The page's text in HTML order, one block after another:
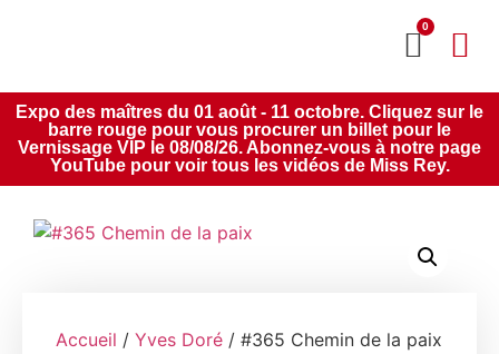
0
Expo des maîtres du 01 août - 11 octobre. Cliquez sur le
barre rouge pour vous procurer un billet pour le
Vernissage VIP le 08/08/26. Abonnez-vous à notre page
YouTube pour voir tous les vidéos de Miss Rey.
Accueil / Yves Doré / #365 Chemin de la paix